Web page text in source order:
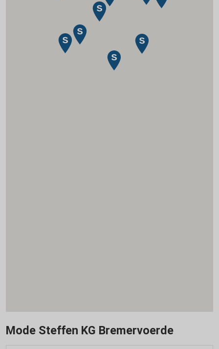
Mode Steffen KG Bremervoerde